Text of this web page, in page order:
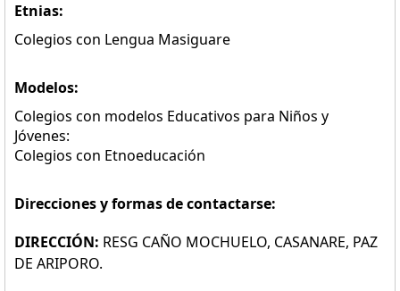
Etnias:
Colegios con Lengua Masiguare
Modelos:
Colegios con modelos Educativos para Niños y
Jóvenes:
Colegios con Etnoeducación
Direcciones y formas de contactarse:
DIRECCIÓN: RESG CAÑO MOCHUELO, CASANARE, PAZ
DE ARIPORO.